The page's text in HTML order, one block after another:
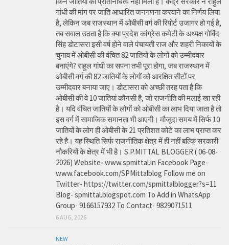
गांधी की मांग पर जाति आधारित जनगणना करवाने का निर्णय लिया
है, लेकिन जब राजस्थान में ओबीसी वर्ग की रिपोर्ट उजागर हो गई है,
तब सवाल उठता है कि क्या प्रदेश कांग्रेस कमेटी के अध्यक्ष गोविंद
सिंह डोटासरा इसी वर्ष होने वाले पंचायती राज और शहरी निकायों के
चुनाव में ओबीसी की वंचित 82 जातियों के लोगों को उम्मीदवार
बनाएंगे? राहुल गांधी का सपना तभी पूरा होगा, जब राजस्थान में
ओबीसी वर्ग की 82 जातियों के लोगों को आरक्षित सीटों पर
उम्मीदवार बनाया जाए। डोटासरा को अच्छी तरह पता है कि
ओबीसी की वे 10 जातियां कौनसी है, जो राजनीति की मलाई खा रही
है। यदि वंचित जातियों के लोगों को ओबीसी का लाभ दिया जाता है तो
इस वर्ग में सामाजिक समानता भी आएगी। मौजूदा समय में सिर्फ 10
जातियों के लोग ही ओबीसी के 21 प्रतिशत कोटे का लाभ प्राप्त कर
रहे है। यह स्थिति सिर्फ राजनीतिक क्षेत्र में ही नहीं बल्कि सरकारी
नौकरियों के क्षेत्र में भी है। S.P.MITTAL BLOGGER ( 06-08-
2026) Website- www.spmittal.in Facebook Page-
www.facebook.com/SPMittalblog Follow me on
Twitter- https://twitter.com/spmittalblogger?s=11
Blog- spmittal.blogspot.com To Add in WhatsApp
Group- 9166157932 To Contact- 9829071511
6 AUG, 2026
NEW